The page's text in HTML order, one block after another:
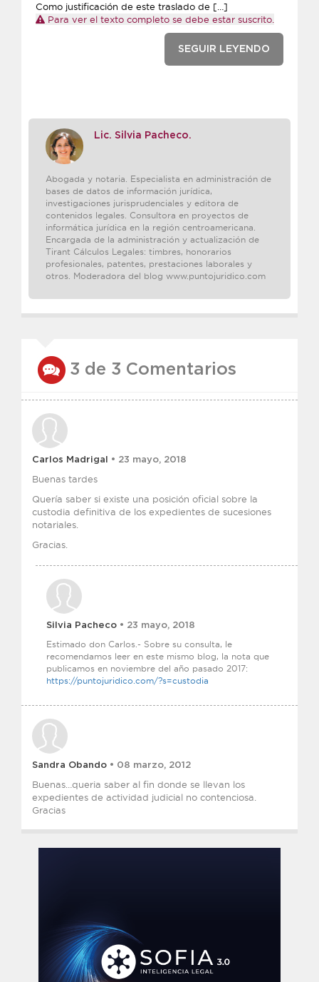
Como justificación de este traslado de […]
Para ver el texto completo se debe estar suscrito.
SEGUIR LEYENDO
Lic. Silvia Pacheco.
Abogada y notaria. Especialista en administración de
bases de datos de información jurídica,
investigaciones jurisprudenciales y editora de
contenidos legales. Consultora en proyectos de
informática jurídica en la región centroamericana.
Encargada de la administración y actualización de
Tirant Cálculos Legales: timbres, honorarios
profesionales, patentes, prestaciones laborales y
otros. Moderadora del blog www.puntojuridico.com
3 de 3 Comentarios
Carlos Madrigal • 23 mayo, 2018
Buenas tardes
Quería saber si existe una posición oficial sobre la
custodia definitiva de los expedientes de sucesiones
notariales.
Gracias.
Silvia Pacheco • 23 mayo, 2018
Estimado don Carlos.- Sobre su consulta, le
recomendamos leer en este mismo blog, la nota que
publicamos en noviembre del año pasado 2017:
https://puntojuridico.com/?s=custodia
Sandra Obando • 08 marzo, 2012
Buenas…queria saber al fin donde se llevan los
expedientes de actividad judicial no contenciosa.
Gracias